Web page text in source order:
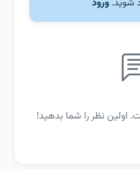
شوید. ورود
نظر را شما بدهید!